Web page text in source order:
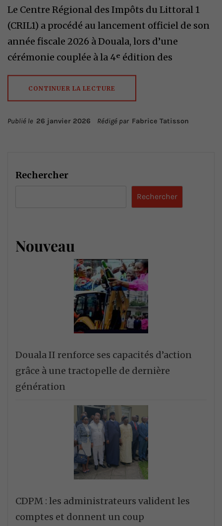
Le Centre Régional des Impôts du Littoral 1
(CRIL1) a procédé au lancement officiel de son
année fiscale 2026 à Douala, lors d’une
cérémonie couplée à la 4ᵉ édition des
CONTINUER LA LECTURE
Publié le 26 janvier 2026 Rédigé par Fabrice Tatisson
Rechercher
Rechercher
Nouveau
Douala II renforce ses capacités d’action
grâce à une tractopelle de dernière
génération
CDPM : les administrateurs valident les
comptes et donnent un coup